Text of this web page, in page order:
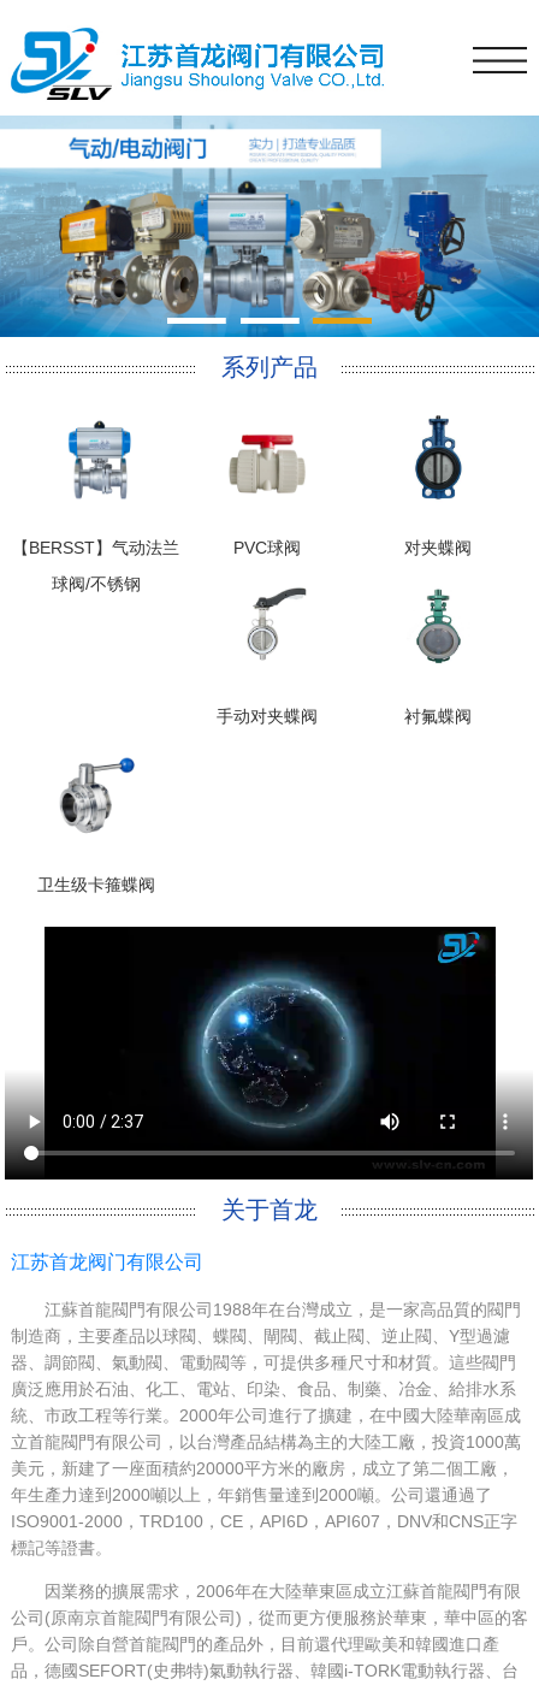
1 2 3
系列产品
【BERSST】气动法兰
球阀/不锈钢
PVC球阀 对夹蝶阀
手动对夹蝶阀 衬氟蝶阀
卫生级卡箍蝶阀
关于首龙
江苏首龙阀门有限公司
江蘇首龍閥門有限公司1988年在台灣成立，是一家高品質的閥門
制造商，主要產品以球閥、蝶閥、閘閥、截止閥、逆止閥、Y型過濾
器、調節閥、氣動閥、電動閥等，可提供多種尺寸和材質。這些閥門
廣泛應用於石油、化工、電站、印染、食品、制藥、冶金、給排水系
統、市政工程等行業。2000年公司進行了擴建，在中國大陸華南區成
立首龍閥門有限公司，以台灣產品結構為主的大陸工廠，投資1000萬
美元，新建了一座面積約20000平方米的廠房，成立了第二個工廠，
年生產力達到2000噸以上，年銷售量達到2000噸。公司還通過了
ISO9001-2000，TRD100，CE，API6D，API607，DNV和CNS正字
標記等證書。
因業務的擴展需求，2006年在大陸華東區成立江蘇首龍閥門有限
公司(原南京首龍閥門有限公司)，從而更方便服務於華東，華中區的客
戶。公司除自營首龍閥門的產品外，目前還代理歐美和韓國進口產
品，德國SEFORT(史弗特)氣動執行器、韓國i-TORK電動執行器、台